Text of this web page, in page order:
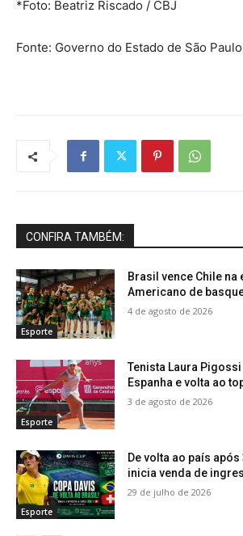
*Foto: Beatriz Riscado / CBJ
Fonte: Governo do Estado de São Paulo
CONFIRA TAMBÉM:
Esporte
Brasil vence Chile na
Americano de
4 de agosto de 2026
Esporte
Tenista Laura
Espanha e volta ao
3 de agosto de 2026
Esporte
De volta ao país após
inicia venda de
29 de julho de 2026